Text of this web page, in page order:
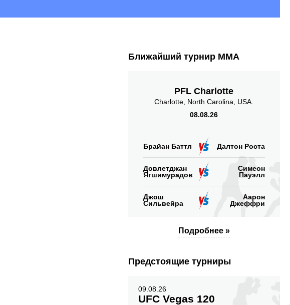
Ближайший турнир ММА
PFL Charlotte
Charlotte, North Carolina, USA.
08.08.26
Брайан Баттл Далтон Роста
Довлетджан
Ягшимурадов
Симеон
Пауэлл
Джош
Сильвейра
Аарон
Джеффри
Подробнее »
Предстоящие турниры
09.08.26
UFC Vegas 120